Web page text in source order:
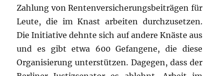
Zahlung von Rentenversicherungsbeiträgen für
Leute, die im Knast arbeiten durchzusetzen.
Die Initiative dehnte sich auf andere Knäste aus
und es gibt etwa 600 Gefangene, die diese
Organisierung unterstützen. Dagegen, dass der